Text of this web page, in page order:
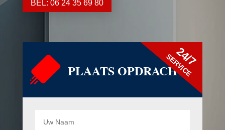
BEL: 06 24 35 69 80
PLAATS OPDRACHT
24/7
SERVICE